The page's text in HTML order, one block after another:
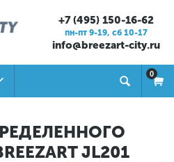
+7 (495) 150-16-62
пн-пт 9-19, cб 10-17
info@breezart-city.ru
0
JL201